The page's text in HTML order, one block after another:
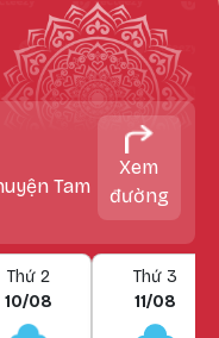
Tam
Xem
đường
Thứ 2
10/08
Thứ 3
11/08